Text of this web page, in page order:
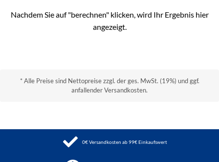
Nachdem Sie auf "berechnen" klicken, wird Ihr Ergebnis hier
angezeigt.
* Alle Preise sind Nettopreise zzgl. der ges. MwSt. (19%) und ggf.
anfallender Versandkosten.
0€ Versandkosten ab 99€ Einkaufswert